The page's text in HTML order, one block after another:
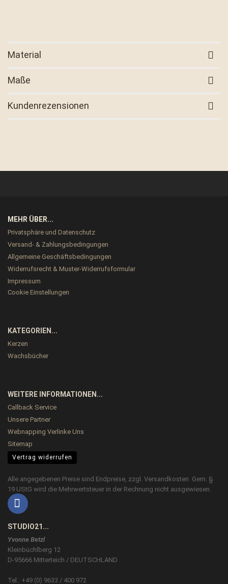
Material
Maße
Kundenrezensionen
MEHR ÜBER...
Privatsphäre und Datenschutz
Versand- & Zahlungsbedingungen
Allgemeine Geschäftsbedingungen
Widerrufsrecht & Muster-Widerrufsformular
Impressum
Cookie Einstellungen
KATEGORIEN...
Kerzen
Wachsbücher
WEITERE INFORMATIONEN...
Callback Service
Unsere Partner
Webnapping Verlinke Uns
Sitemap
Vertrag widerrufen
Alle angegebenen Preise sind Endpreise, zzgl. Versandkosten Gem. §
19 UStG wird die Mehrwertsteuer in der Rechnung nicht ausgewiesen.
STUDIO21...
Yvonne Betzl
Kleinbüchlberg 12
D-95666 Mitterteich / DEUTSCHLAND
Tel.: +49 (0) 9633 / 400 972